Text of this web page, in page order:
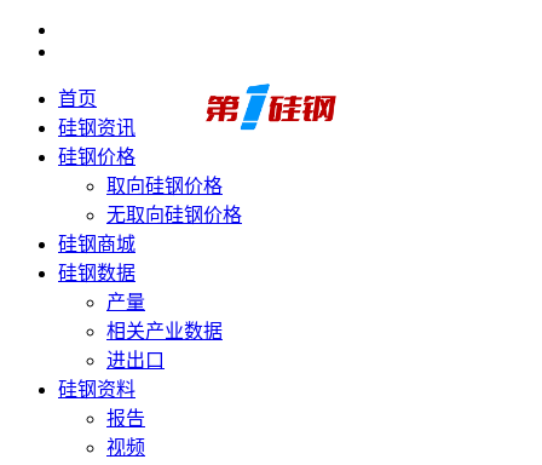
首页
硅钢资讯
硅钢价格
取向硅钢价格
无取向硅钢价格
硅钢商城
硅钢数据
产量
相关产业数据
进出口
硅钢资料
报告
视频